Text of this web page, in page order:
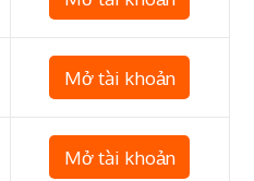
Mở tài khoản
Mở tài khoản